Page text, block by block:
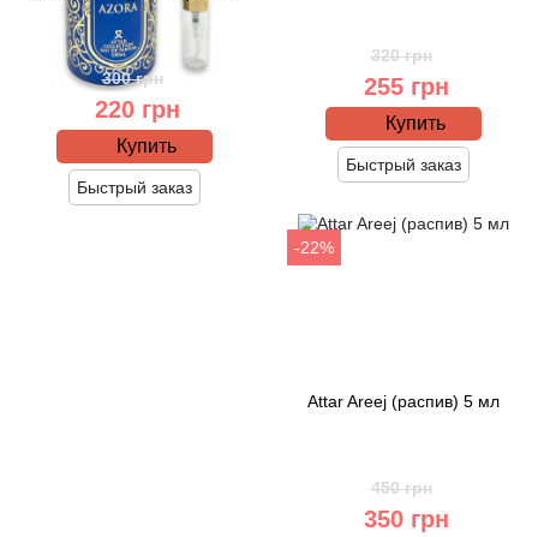
300 грн
220 грн
Купить
Быстрый заказ
320 грн
255 грн
Купить
Быстрый заказ
-22%
Attar Areej (распив) 5 мл
450 грн
350 грн
Asabi
Asgharali
Atelier Cologne